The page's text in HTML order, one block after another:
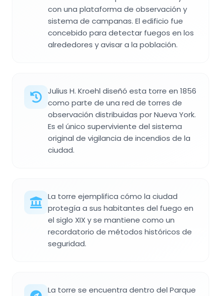
con una plataforma de observación y
sistema de campanas. El edificio fue
concebido para detectar fuegos en los
alrededores y avisar a la población.
Julius H. Kroehl diseñó esta torre en 1856
como parte de una red de torres de
observación distribuidas por Nueva York.
Es el único superviviente del sistema
original de vigilancia de incendios de la
ciudad.
La torre ejemplifica cómo la ciudad
protegía a sus habitantes del fuego en
el siglo XIX y se mantiene como un
recordatorio de métodos históricos de
seguridad.
La torre se encuentra dentro del Parque